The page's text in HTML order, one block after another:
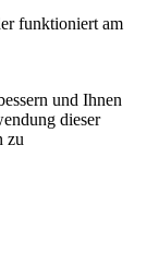
funktioniert am
und Ihnen
dieser
zu